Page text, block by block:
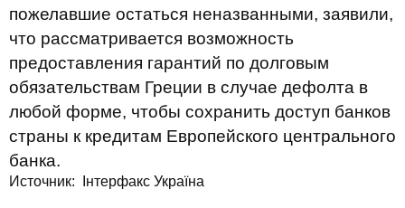
пожелавшие остаться неназванными, заявили,
что рассматривается возможность
предоставления гарантий по долговым
обязательствам Греции в случае дефолта в
любой форме, чтобы сохранить доступ банков
страны к кредитам Европейского центрального
банка.
Источник: Інтерфакс Україна